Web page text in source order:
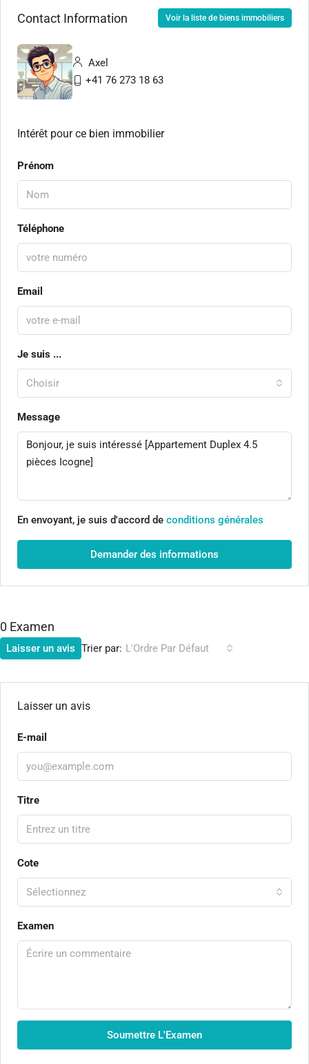
Contact Information Voir la liste de biens immobiliers
Axel
+41 76 273 18 63
Intérêt pour ce bien immobilier
Prénom
Téléphone
Email
Je suis ...
Choisir
Message
En envoyant, je suis d'accord de conditions générales
Demander des informations
0 Examen
Trier par: L'Ordre Par Défaut
Laisser un avis
Laisser un avis
E-mail
Titre
Cote
Sélectionnez
Examen
Soumettre L'Examen